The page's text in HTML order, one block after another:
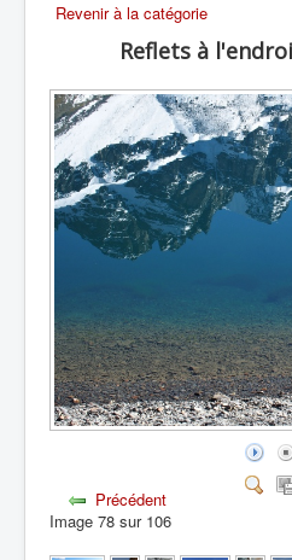
Revenir à la catégorie
Reflets à
Précédent
Image 78 sur 106